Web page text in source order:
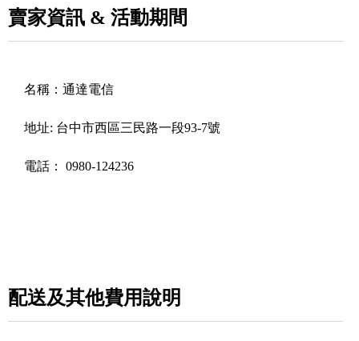
賣家資訊 & 活動期間
名稱： 通達電信
地址: 台中市西區三民路一段93-7號
電話： 0980-124236
配送及其他費用說明